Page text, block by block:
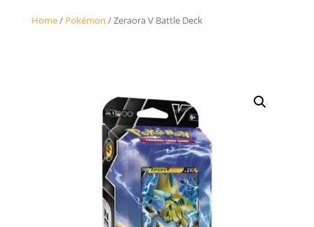
Home/ Pokémon /Zeraora V Battle Deck